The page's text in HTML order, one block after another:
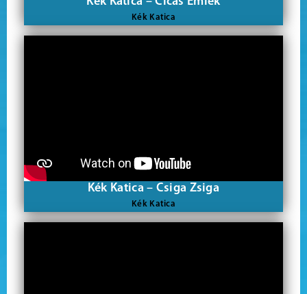
Kék Katica
Kék Katica – Csiga Zsiga
Kék Katica